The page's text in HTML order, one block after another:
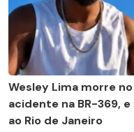
Wesley Lima morre
acidente na BR-369,
ao Rio de Janeiro